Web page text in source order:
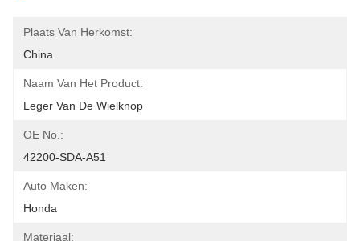
Plaats Van Herkomst:
China
Naam Van Het Product:
Leger Van De Wielknop
OE No.:
42200-SDA-A51
Auto Maken:
Honda
Materiaal: